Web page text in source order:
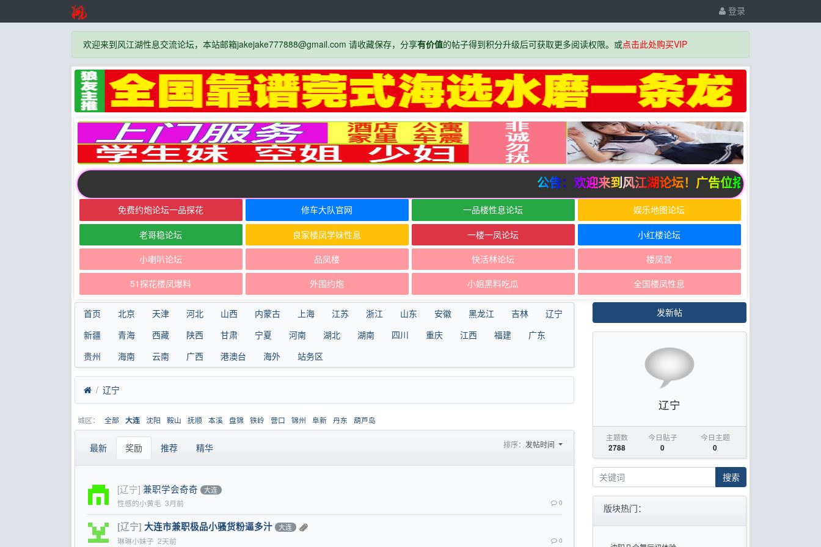
登录
欢迎来到风江湖性息交流论坛，本站邮箱jakejake777888@gmail.com 请收藏保存，分享有价值的帖子得到积分升级后可获取更多阅读权限。或点击此处购买VIP
公告：欢迎来到风江湖论坛！广告位招商中
免费约炮论坛一品探花 修车大队官网 一品楼性息论坛 娱乐地图论坛
老哥稳论坛 良家楼凤学妹性息 一楼一凤论坛 小红楼论坛
小喇叭论坛 品凤楼 快活林论坛 楼凤宫
51探花楼凤爆料 外围约炮 小姐黑料吃瓜 全国楼凤性息
首页 北京 天津 河北 山西 内蒙古 上海 江苏 浙江 山东 安徽 黑龙江 吉林
辽宁
新疆
青海 西藏 陕西 甘肃 宁夏 河南 湖北 湖南 四川 重庆 江西 福建
广东
贵州
海南 云南 广西 港澳台 海外 站务区
辽宁
城区： 全部 大连 沈阳 鞍山 抚顺 本溪 盘锦 铁岭 营口 锦州 阜新 丹东 葫芦岛
最新 奖励 推荐 精华 排序： 发帖时间
[辽宁] 兼职学会奇奇 大连
性感的小黄毛 3月前 0
[辽宁] 大连市兼职极品小骚货粉逼多汁 大连
琳琳小妹子 2天前 0
发新帖
辽宁
主题数
2788
今日贴子
0
今日主题
0
搜索
版块热门：